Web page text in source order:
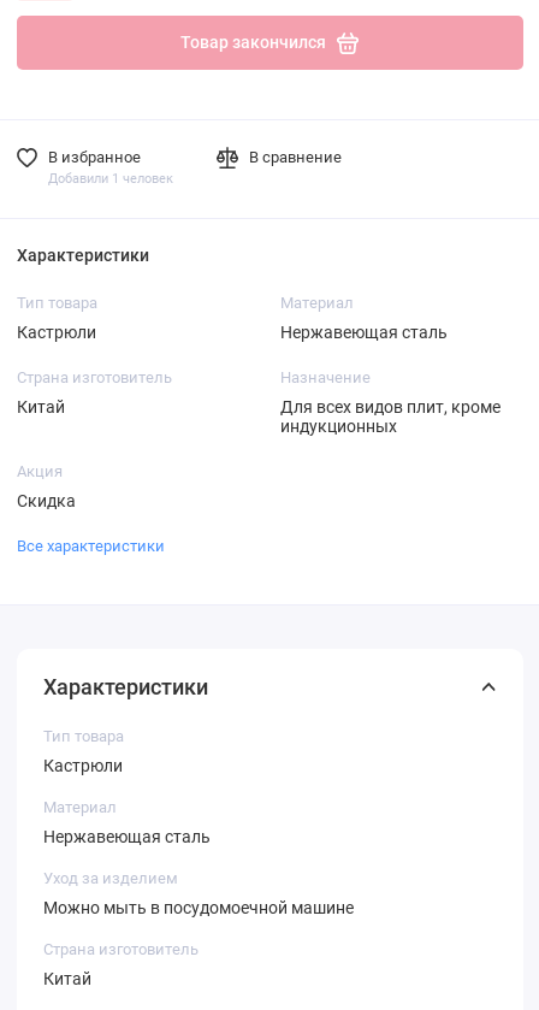
Товар закончился
В избранное
Добавили 1 человек
В сравнение
Характеристики
Тип товара
Кастрюли
Материал
Нержавеющая сталь
Страна изготовитель
Китай
Назначение
Для всех видов плит, кроме
индукционных
Акция
Скидка
Все характеристики
Характеристики
Тип товара
Кастрюли
Материал
Нержавеющая сталь
Уход за изделием
Можно мыть в посудомоечной машине
Страна изготовитель
Китай